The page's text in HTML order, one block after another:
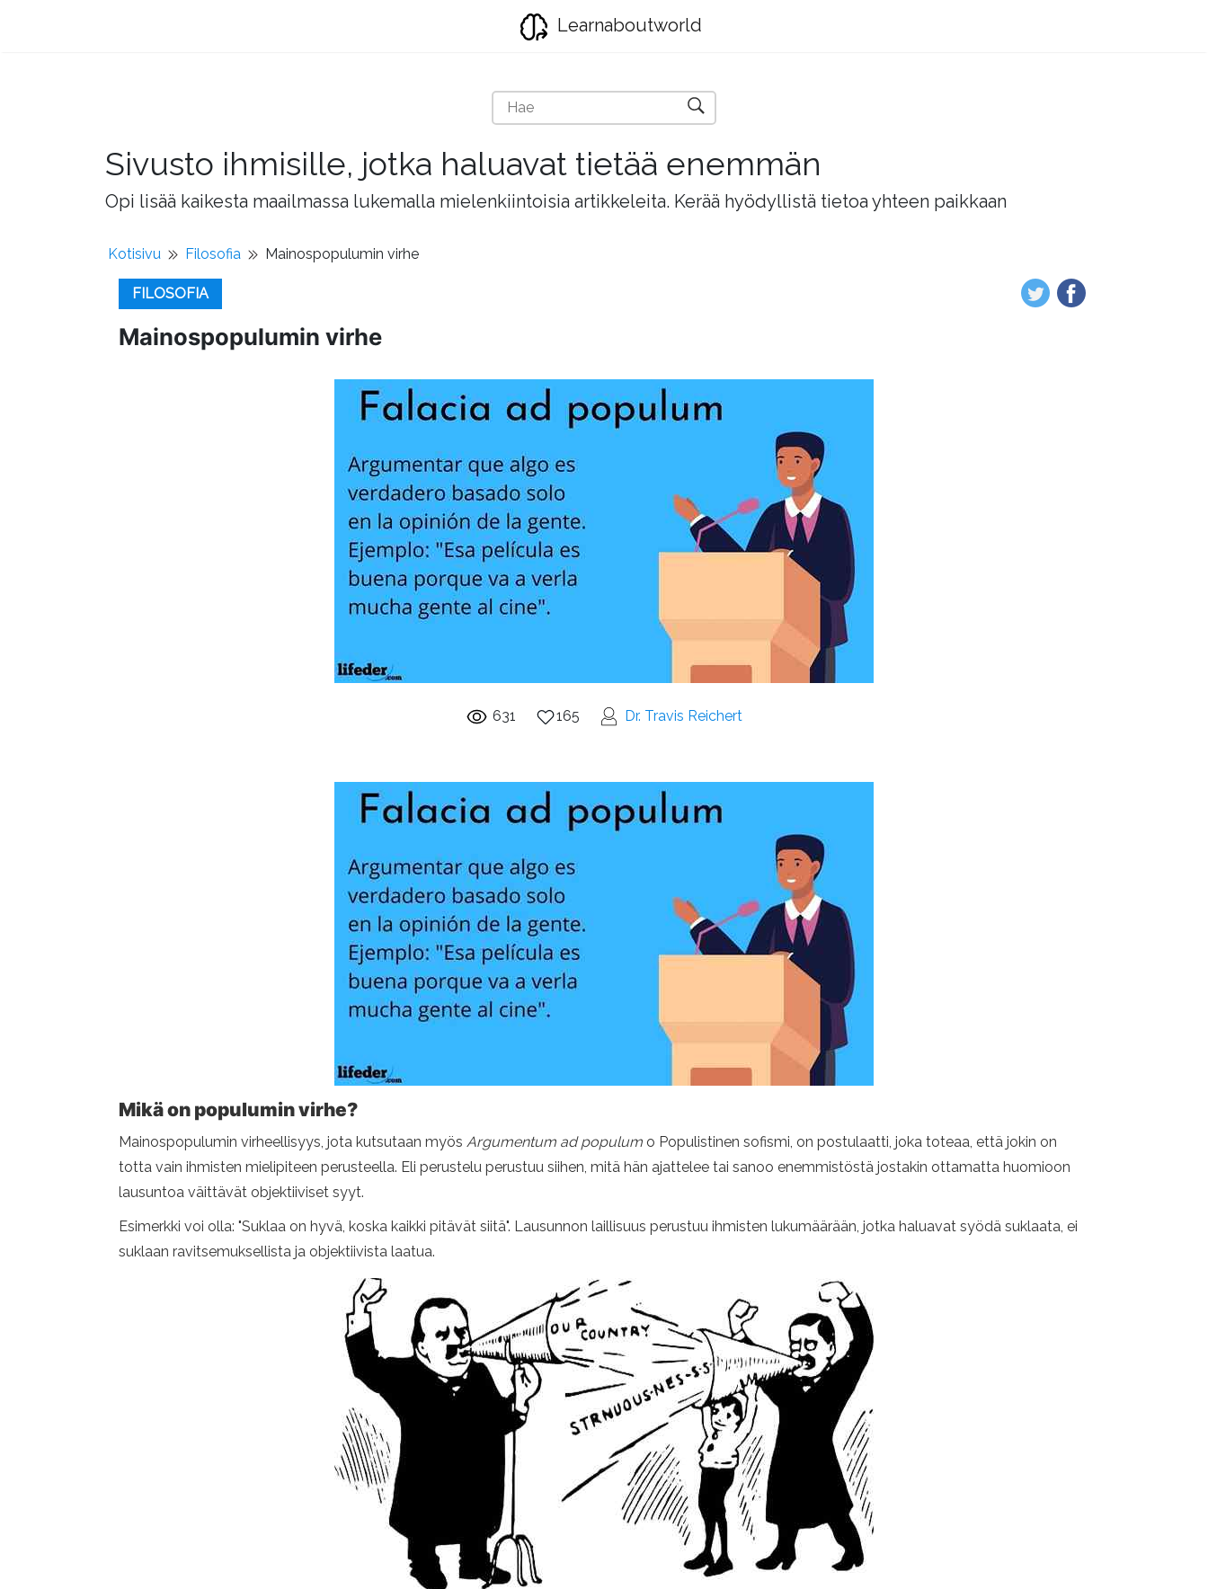
Learnaboutworld
Sivusto ihmisille, jotka haluavat tietää enemmän
Opi lisää kaikesta maailmassa lukemalla mielenkiintoisia artikkeleita. Kerää hyödyllistä tietoa yhteen paikkaan
Kotisivu Filosofia Mainospopulumin virhe
FILOSOFIA
Mainospopulumin virhe
631 165 Dr. Travis Reichert
Mikä on populumin virhe?
Mainospopulumin virheellisyys, jota kutsutaan myös Argumentum ad populum o Populistinen sofismi, on postulaatti, joka toteaa, että jokin on
totta vain ihmisten mielipiteen perusteella. Eli perustelu perustuu siihen, mitä hän ajattelee tai sanoo enemmistöstä jostakin ottamatta huomioon
lausuntoa väittävät objektiiviset syyt.
Esimerkki voi olla: "Suklaa on hyvä, koska kaikki pitävät siitä". Lausunnon laillisuus perustuu ihmisten lukumäärään, jotka haluavat syödä suklaata, ei
suklaan ravitsemuksellista ja objektiivista laatua.